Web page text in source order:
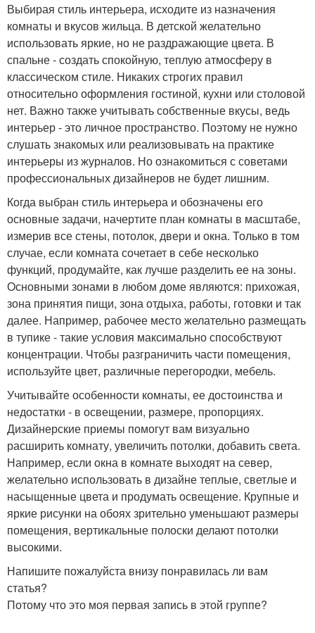
Выбирая стиль интерьера, исходите из назначения
комнаты и вкусов жильца. В детской желательно
использовать яркие, но не раздражающие цвета. В
спальне - создать спокойную, теплую атмосферу в
классическом стиле. Никаких строгих правил
относительно оформления гостиной, кухни или столовой
нет. Важно также учитывать собственные вкусы, ведь
интерьер - это личное пространство. Поэтому не нужно
слушать знакомых или реализовывать на практике
интерьеры из журналов. Но ознакомиться с советами
профессиональных дизайнеров не будет лишним.
Когда выбран стиль интерьера и обозначены его
основные задачи, начертите план комнаты в масштабе,
измерив все стены, потолок, двери и окна. Только в том
случае, если комната сочетает в себе несколько
функций, продумайте, как лучше разделить ее на зоны.
Основными зонами в любом доме являются: прихожая,
зона принятия пищи, зона отдыха, работы, готовки и так
далее. Например, рабочее место желательно размещать
в тупике - такие условия максимально способствуют
концентрации. Чтобы разграничить части помещения,
используйте цвет, различные перегородки, мебель.
Учитывайте особенности комнаты, ее достоинства и
недостатки - в освещении, размере, пропорциях.
Дизайнерские приемы помогут вам визуально
расширить комнату, увеличить потолки, добавить света.
Например, если окна в комнате выходят на север,
желательно использовать в дизайне теплые, светлые и
насыщенные цвета и продумать освещение. Крупные и
яркие рисунки на обоях зрительно уменьшают размеры
помещения, вертикальные полоски делают потолки
высокими.
Напишите пожалуйста внизу понравилась ли вам
статья?
Потому что это моя первая запись в этой группе?